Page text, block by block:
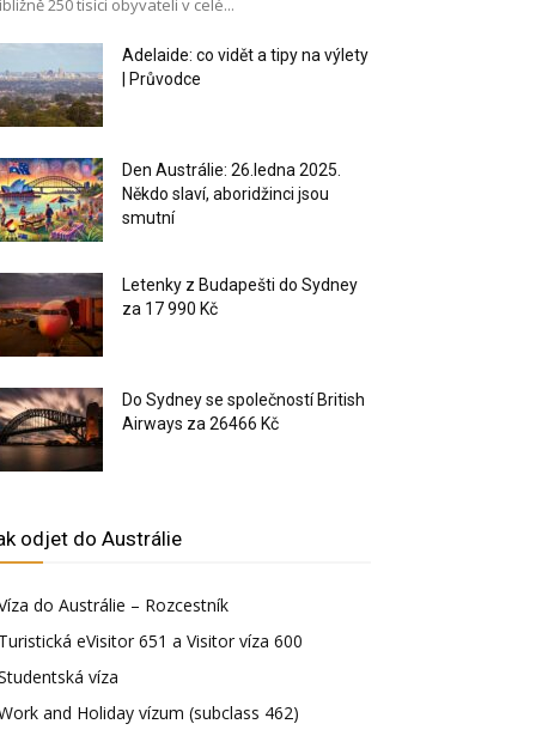
250 tisíci obyvateli v celé...
Adelaide: co vidět a tipy na výlety
| Průvodce
Den Austrálie: 26.ledna 2025.
Někdo slaví, aboridžinci jsou
smutní
Letenky z Budapešti do Sydney
za 17 990 Kč
Do Sydney se společností British
Airways za 26466 Kč
odjet do Austrálie
do Austrálie – Rozcestník
eVisitor 651 a Visitor víza 600
víza
and Holiday vízum (subclass 462)